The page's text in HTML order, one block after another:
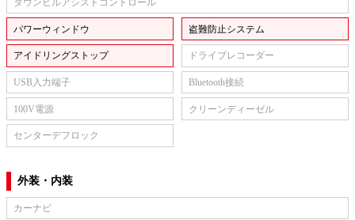
ダウンヒルアシストコントロール
パワーウィンドウ 盗難防止システム
アイドリングストップ ドライブレコーダー
USB入力端子 Bluetooth接続
100V電源 クリーンディーゼル
センターデフロック
外装・内装
カーナビ